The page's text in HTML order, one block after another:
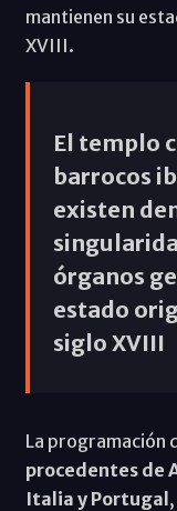
mantienen su
XVIII.
El templo conserva “los órganos
barrocos
existen
órganos
estado
siglo XVIII
La programación
procedentes de
Italia y Portugal